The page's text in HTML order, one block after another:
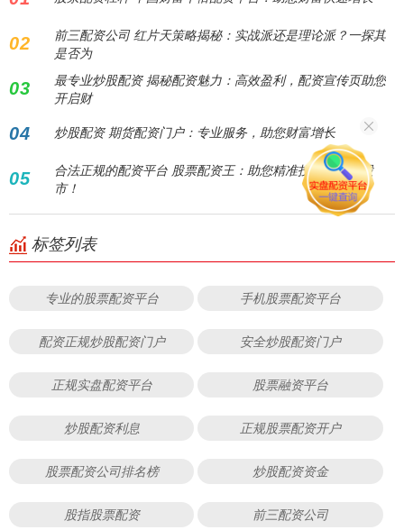
02
前三配资公司 红片天策略揭秘：实战派还是理论派？一探其
是否为
03
最专业炒股配资 揭秘配资魅力：高效盈利，配资宣传页助您
开启财
04 炒股配资 期货配资门户：专业服务，助您财富增长
05
合法正规的配资平台 股票配资王：助您精准投资，决胜股
市！
标签列表
专业的股票配资平台 手机股票配资平台
配资正规炒股配资门户 安全炒股配资门户
正规实盘配资平台 股票融资平台
炒股配资利息 正规股票配资开户
股票配资公司排名榜 炒股配资资金
股指股票配资 前三配资公司